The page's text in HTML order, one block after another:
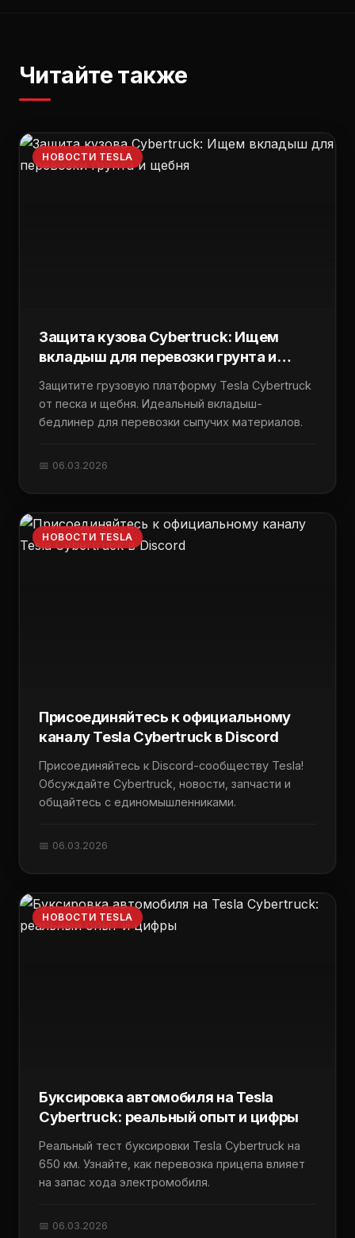
Читайте также
НОВОСТИ TESLA
Защита кузова Cybertruck: Ищем
вкладыш для перевозки грунта и
Защитите грузовую платформу Tesla Cybertruck
от песка и щебня. Идеальный вкладыш-
бедлинер для перевозки сыпучих материалов.
📅 06.03.2026
НОВОСТИ TESLA
Присоединяйтесь к официальному
каналу Tesla Cybertruck в Discord
Присоединяйтесь к Discord-сообществу Tesla!
Обсуждайте Cybertruck, новости, запчасти и
общайтесь с единомышленниками.
📅 06.03.2026
НОВОСТИ TESLA
Буксировка автомобиля на Tesla
Cybertruck: реальный опыт и цифры
Реальный тест буксировки Tesla Cybertruck на
650 км. Узнайте, как перевозка прицепа влияет
на запас хода электромобиля.
📅 06.03.2026